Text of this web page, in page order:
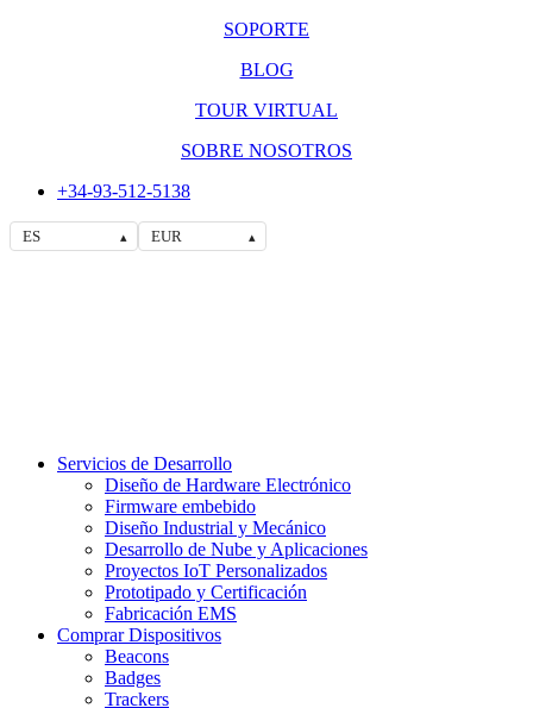
SOPORTE
BLOG
TOUR VIRTUAL
SOBRE NOSOTROS
+34-93-512-5138
ES ▴ EUR ▴
Servicios de Desarrollo
Diseño de Hardware Electrónico
Firmware embebido
Diseño Industrial y Mecánico
Desarrollo de Nube y Aplicaciones
Proyectos IoT Personalizados
Prototipado y Certificación
Fabricación EMS
Comprar Dispositivos
Beacons
Badges
Trackers